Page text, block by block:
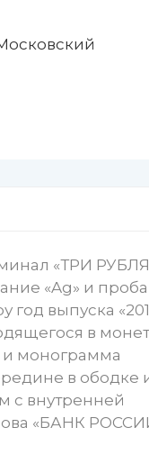
«ТРИ
«Ag» и проба
год выпуска
в
и монограмма
в ободке
с внутренней
«БАНК